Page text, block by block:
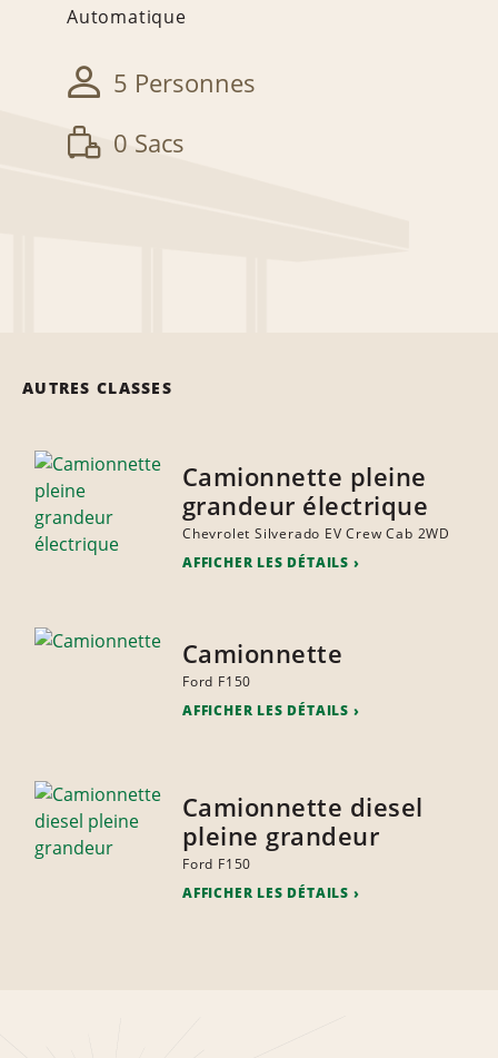
Automatique
5 Personnes
0 Sacs
AUTRES CLASSES
Camionnette pleine
grandeur électrique
Chevrolet Silverado EV Crew Cab 2WD
AFFICHER LES DÉTAILS
Camionnette
Ford F150
AFFICHER LES DÉTAILS
Camionnette diesel
pleine grandeur
Ford F150
AFFICHER LES DÉTAILS